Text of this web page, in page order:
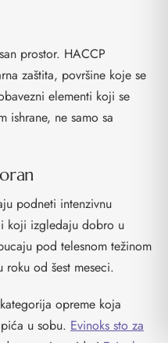
prostor. HACCP
zaštita, površine koje se
elementi koji se
ishrane, ne samo sa
podneti intenzivnu
koji izgledaju dobro u
pod telesnom težinom
od šest meseci.
opreme koja
u sobu. Evinoks sto za